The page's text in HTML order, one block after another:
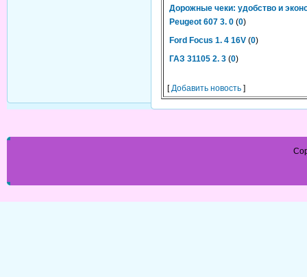
Дорожные чеки: удобство и
Peugeot 607 3. 0 (0)
Ford Focus 1. 4 16V (0)
ГАЗ 31105 2. 3 (0)
[Добавить новость ]